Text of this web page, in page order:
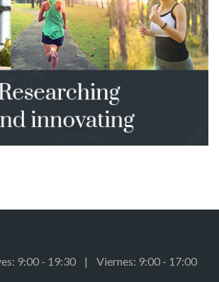
9:00 - 19:30 | Viernes: 9:00 - 17:00